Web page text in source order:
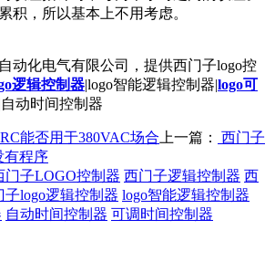
积，所以基本上不用考虑。
动化电气有限公司，提供西门子logo控
逻辑控制器|logo智能逻辑控制器|logo可
|自动时间控制器
能否用于380VAC场合 上一篇：
西门子
有程序
门子LOGO控制器 西门子逻辑控制器 西
子logo逻辑控制器 logo智能逻辑控制器
自动时间控制器 可调时间控制器